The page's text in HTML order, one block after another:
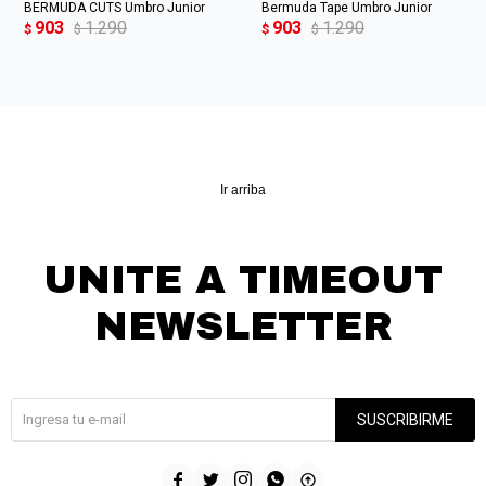
BERMUDA CUTS Umbro Junior
$ 903 $ 1.290
Bermuda Tape Umbro Junior
$ 903 $ 1.290
Ir arriba
UNITE A TIMEOUT
NEWSLETTER
SUSCRIBIRME
    